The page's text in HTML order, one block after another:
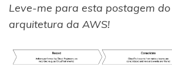
Leve-me para esta postagem
arquitetura da AWS!